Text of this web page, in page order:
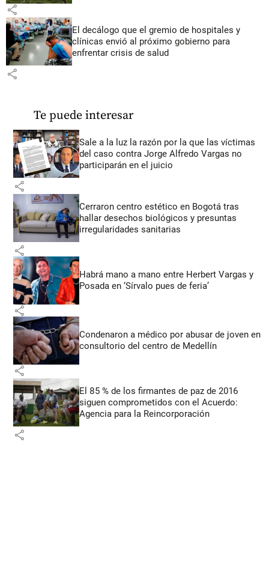
share
El decálogo que el gremio de hospitales y
clínicas envió al próximo gobierno para
enfrentar crisis de salud
share
Te puede interesar
Sale a la luz la razón por la que las víctimas
del caso contra Jorge Alfredo Vargas no
participarán en el juicio
share
Cerraron centro estético en Bogotá tras
hallar desechos biológicos y presuntas
irregularidades sanitarias
share
Habrá mano a mano entre Herbert Vargas y
Posada en ‘Sírvalo pues de feria’
share
Condenaron a médico por abusar de joven en
consultorio del centro de Medellín
share
El 85 % de los firmantes de paz de 2016
siguen comprometidos con el Acuerdo:
Agencia para la Reincorporación
share